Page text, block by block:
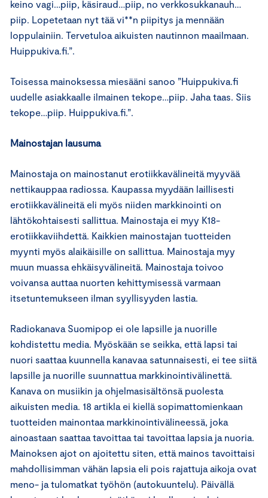
keino vagi…piip, käsiraud…piip, no verkkosukkanauh…
piip. Lopetetaan nyt tää vi**n piipitys ja mennään
loppulainiin. Tervetuloa aikuisten nautinnon maailmaan.
Huippukiva.fi.”.
Toisessa mainoksessa miesääni sanoo ”Huippukiva.fi
uudelle asiakkaalle ilmainen tekope…piip. Jaha taas. Siis
tekope…piip. Huippukiva.fi.”.
Mainostajan lausuma
Mainostaja on mainostanut erotiikkavälineitä myyvää
nettikauppaa radiossa. Kaupassa myydään laillisesti
erotiikkavälineitä eli myös niiden markkinointi on
lähtökohtaisesti sallittua. Mainostaja ei myy K18-
erotiikkaviihdettä. Kaikkien mainostajan tuotteiden
myynti myös alaikäisille on sallittua. Mainostaja myy
muun muassa ehkäisyvälineitä. Mainostaja toivoo
voivansa auttaa nuorten kehittymisessä varmaan
itsetuntemukseen ilman syyllisyyden lastia.
Radiokanava Suomipop ei ole lapsille ja nuorille
kohdistettu media. Myöskään se seikka, että lapsi tai
nuori saattaa kuunnella kanavaa satunnaisesti, ei tee siitä
lapsille ja nuorille suunnattua markkinointivälinettä.
Kanava on musiikin ja ohjelmasisältönsä puolesta
aikuisten media. 18 artikla ei kiellä sopimattomienkaan
tuotteiden mainontaa markkinointivälineessä, joka
ainoastaan saattaa tavoittaa tai tavoittaa lapsia ja nuoria.
Mainoksen ajot on ajoitettu siten, että mainos tavoittaisi
mahdollisimman vähän lapsia eli pois rajattuja aikoja ovat
meno- ja tulomatkat työhön (autokuuntelu). Päivällä